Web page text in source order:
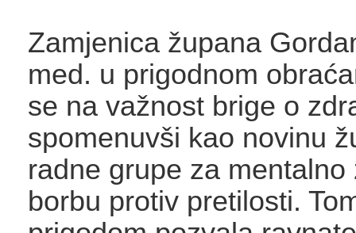
Zamjenica župana
med. u prigodnom
se na važnost brige o
spomenuvši kao novinu
radne grupe za mentalno
borbu protiv pretilosti.